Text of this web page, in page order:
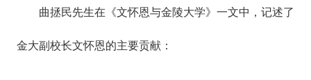
曲拯民先生在《文怀恩与金陵大学》一文中，记述了
金大副校长文怀恩的主要贡献：